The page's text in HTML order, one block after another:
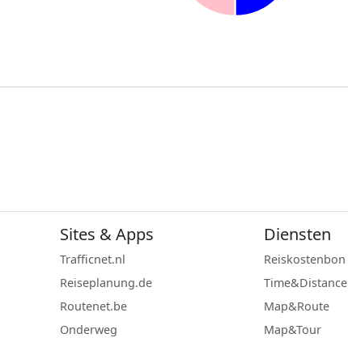
Sites & Apps
Trafficnet.nl
Reiseplanung.de
Routenet.be
Onderweg
Diensten
Reiskostenbon
Time&Distance
Map&Route
Map&Tour